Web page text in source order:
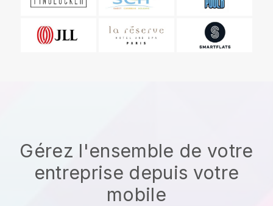
Gérez l'ensemble de votre
entreprise depuis votre
mobile